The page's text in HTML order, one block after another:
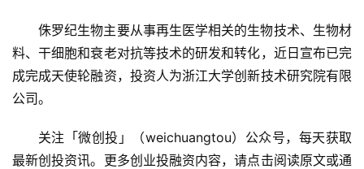
侏罗纪生物主要从事再生医学相关的生物技术、生物材
料、干细胞和衰老对抗等技术的研发和转化，近日宣布已完
成完成天使轮融资，投资人为浙江大学创新技术研究院有限
公司。
关注「微创投」（weichuangtou）公众号，每天获取
最新创投资讯。更多创业投融资内容，请点击阅读原文或通